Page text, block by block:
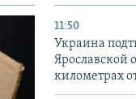
11:50
Украина
Ярославской
километрах